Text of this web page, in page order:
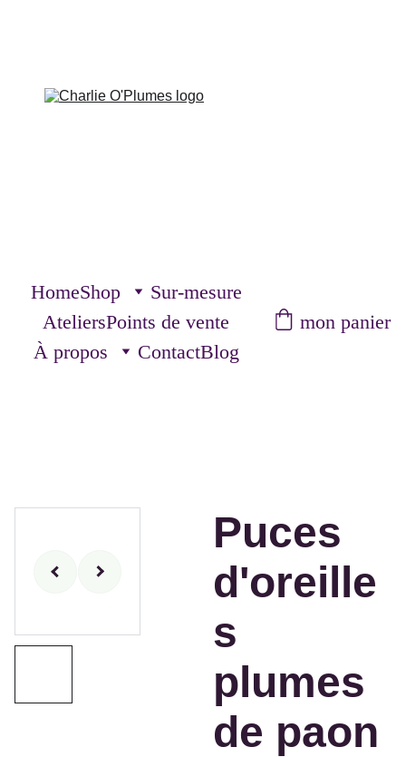
HomeShop
Sur-mesure
AteliersPoints de vente
À propos
ContactBlog
mon panier
Puces
d'oreille
s
plumes
de paon